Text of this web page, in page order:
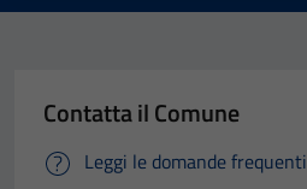
Contatta il Comune
Leggi le domande frequenti